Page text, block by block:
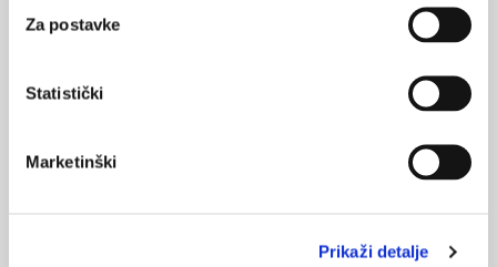
Za postavke
Statistički
Marketinški
Prikaži detalje
6. Poseban fenotip - sindrom preklapanja ili miješani KOPB-
1. Burgel P-R, Paillasseur J-L, Caillaud D, et al. Clinical COPD
2. Everitt R. An R and S-Plus Companion to Multivariate Analysis.